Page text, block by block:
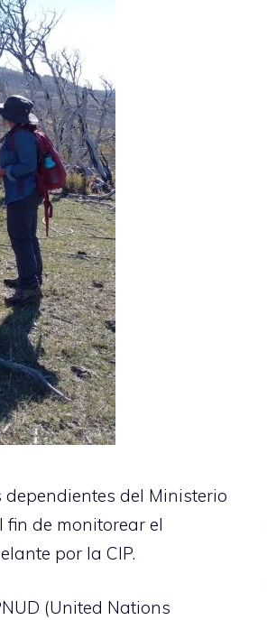
del Ministerio
fin de monitorear el
por la CIP.
(United Nations